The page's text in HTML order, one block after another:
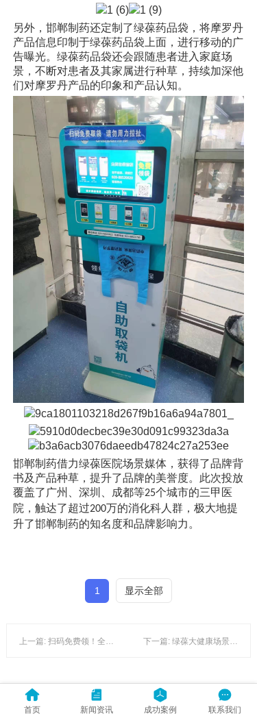
另外，邯郸制药还定制了绿葆药品袋，将摩罗丹
产品信息印制于绿葆药品袋上面，进行移动的广
告曝光。绿葆药品袋还会跟随患者进入家庭场
景，不断对患者及其家属进行种草，持续加深他
们对摩罗丹产品的印象和产品认知。
邯郸制药借力绿葆医院场景媒体，获得了品牌背
书及产品种草，提升了品牌的美誉度。此次投放
覆盖了广州、深圳、成都等25个城市的三甲医
院，触达了超过200万的消化科 人群，极大地提
升了邯郸制药的知名度和品牌影响力。
1 显示全部
上一篇: 扫码免费领！全国各地妇幼医院引进绿葆自助取袋机，助力宝妈绿色出行 下一篇: 绿葆大健康场景全链路营销，助力药企数字化营销升级
暂时还没有评论，当第一个评论者吧！
首页 新闻资讯 成功案例 联系我们